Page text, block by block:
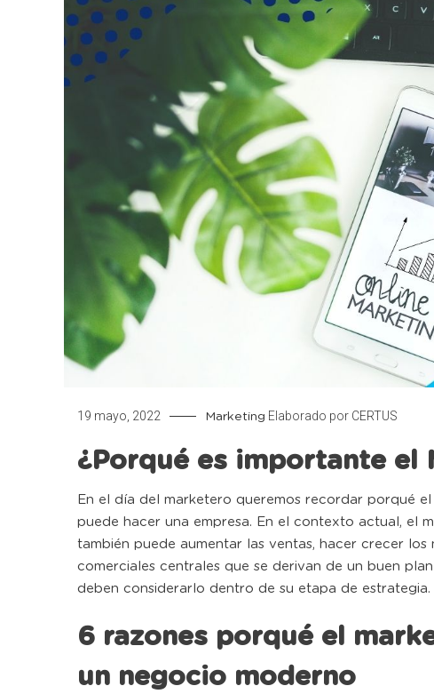
19 mayo, 2022 Marketing Elaborado por CERTUS
¿Porqué es importante el
En el día del marketero queremos recordar porqué
puede hacer una empresa. En el contexto actual, el
también puede aumentar las ventas, hacer crecer
comerciales centrales que se derivan de un buen
deben considerarlo dentro de su etapa de estrategia.
6 razones porqué el
un negocio moderno